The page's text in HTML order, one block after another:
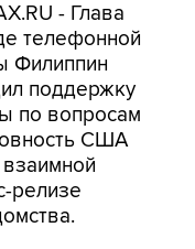
- Глава
телефонной
Филиппин
поддержку
по вопросам
США
релизе